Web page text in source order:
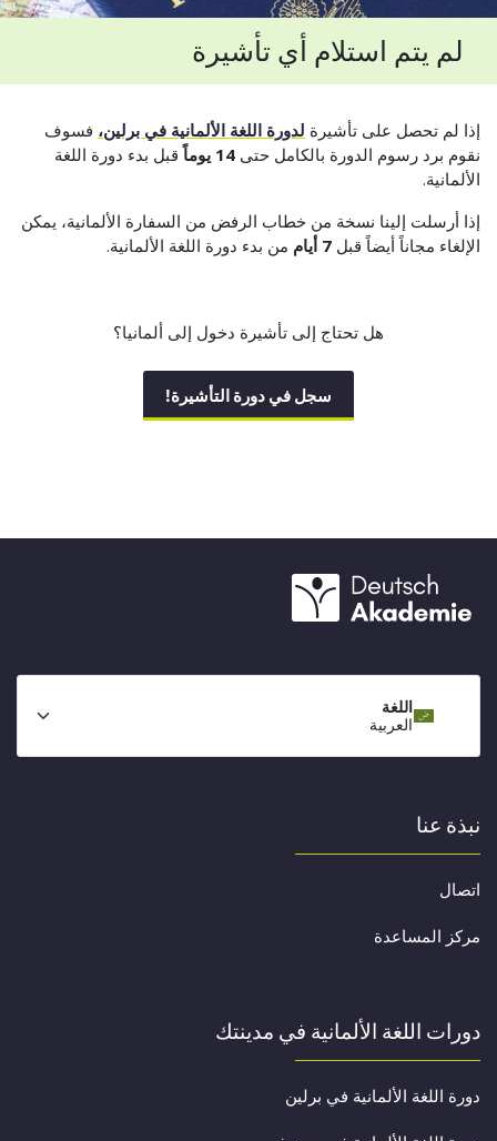
لم يتم استلام أي تأشيرة
إذا لم تحصل على تأشيرة لدورة اللغة الألمانية في برلين، فسوف
نقوم برد رسوم الدورة بالكامل حتى 14 يوماً
قبل بدء دورة اللغة
الألمانية.
إذا أرسلت إلينا نسخة من خطاب الرفض من السفارة الألمانية، يمكن
الإلغاء مجاناً أيضاً قبل 7 أيام من بدء دورة اللغة الألمانية.
هل تحتاج إلى تأشيرة دخول إلى ألمانيا؟
سجل في دورة التأشيرة!
اللغة
العربية
نبذة عنا
اتصال
مركز المساعدة
دورات اللغة الألمانية في مدينتك
دورة اللغة الألمانية في برلين